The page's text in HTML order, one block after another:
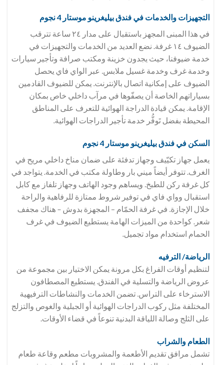
التجهيزات والخدمات في فندق بيليغرينو موستار 4 نجوم
في هذا المبنى المجهز باستقبال على مدار ٢٤ ساعة تترقب
الضيوف ١٤ غرفة. نضع العديد من الخدمات والتجهيزات في
خدمة ضيوفنا، حيث يجدون خزينة ومكتب صرافة وتأجير سيارات
وخدمة غرف وخدمة غسيل ملابس. عبر الواي فاي يحصل
الضيوف على إمكانية اتصال بالإنترنت. يمكن للضيوف القادمين
بسياراتهم الخاصة أن يصفّوها في مرآب داخلي خاص بمكان
الإقامة. يمكن قيادة الدراجة الهوائية للتعرف على المناطق
المحيطة بفضل تَوفُّر خدمة تأجير الدراجات الهوائية.
السكن في فندق بيليغرينو موستار 4 نجوم
يعمل جهاز تكيّيف وجهاز تدفئة على ضمان مناخ داخلي مريح في
الغرف. تتوفر أيضاً ميني بار وطاولة مكتب في الخدمة. يتواجد في
كل غرفة ركن للطبخ. ويساهم وجود الهاتف وجهاز تلفاز مع كابل
استقبال وواي فاي في توفير شروط ممتازة للرفاهية والراحة
خلال الإجازة. في غرفة الحمّام – المجهزة بدوش – هناك مجفف
شعر. كواحدة من الميزات الهامة يستطيع الضيوف في غرف
الحمام استخدام مواد تجميل.
الرياضة/ الترفيه
لتنظيم أوقات الفراغ بكل مرونة يمكن الاختيار بين مجموعة من
عروض الرياضة والتسلية في الفندق. يستطيع المصطافون
الاسترخاء على التراس. تضمن الخدمات والنشاطات الترفيهية
المختلفة مثل ركوب الدراجات الهوائية أو الجبلية والغوص والتزلج
على الثلج وصالة اللياقة البدنية تنوعاً في قضاء الأوقات.
الطعام والشراب
تشمل مرافق تقديم الأطعمة والمشروبات مطعم وقاعة طعام